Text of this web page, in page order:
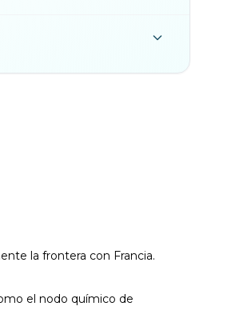
la frontera con Francia.
el nodo químico de